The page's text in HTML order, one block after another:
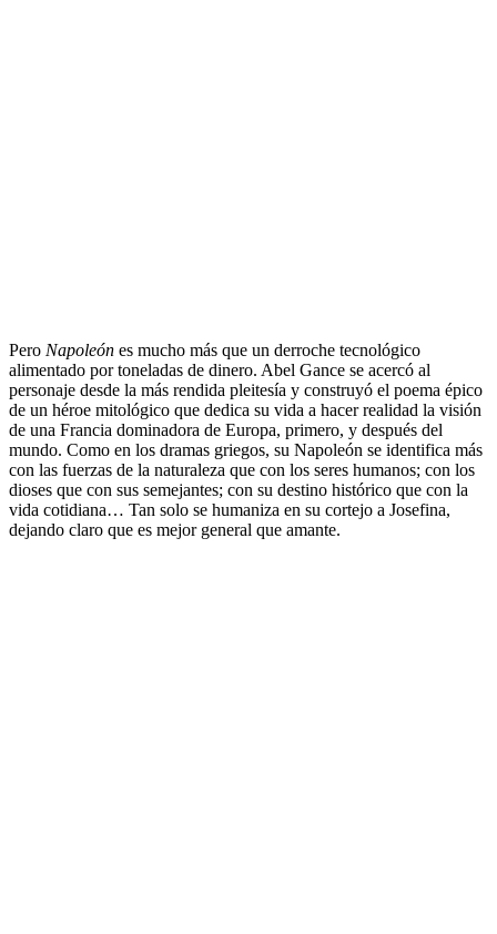
Pero Napoleón es mucho más que un derroche tecnológico
alimentado por toneladas de dinero. Abel Gance se acercó al
personaje desde la más rendida pleitesía y construyó el poema épico
de un héroe mitológico que dedica su vida a hacer realidad la visión
de una Francia dominadora de Europa, primero, y después del
mundo. Como en los dramas griegos, su Napoleón se identifica más
con las fuerzas de la naturaleza que con los seres humanos; con los
dioses que con sus semejantes; con su destino histórico que con la
vida cotidiana… Tan solo se humaniza en su cortejo a Josefina,
dejando claro que es mejor general que amante.